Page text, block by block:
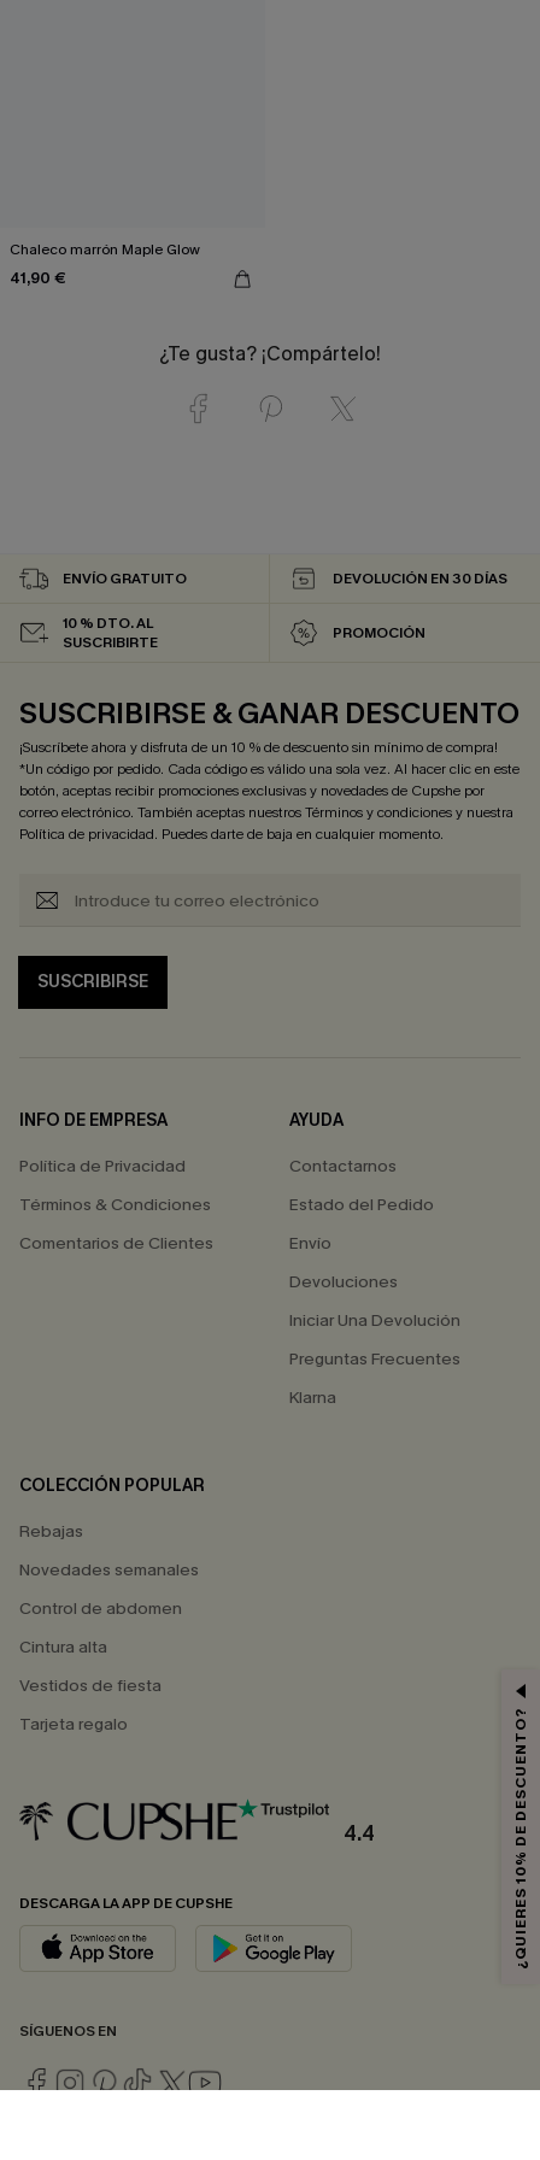
Chaleco marrón Maple Glow
41,90 €
¿Te gusta? ¡Compártelo!
ENVÍO GRATUITO DEVOLUCIÓN EN 30 DÍAS
10 % DTO. AL
SUSCRIBIRTE
PROMOCIÓN
SUSCRIBIRSE & GANAR DESCUENTO
¡Suscríbete ahora y disfruta de un 10 % de descuento sin mínimo de compra!
*Un código por pedido. Cada código es válido una sola vez. Al hacer clic en este
botón, aceptas recibir promociones exclusivas y novedades de Cupshe por
correo electrónico. También aceptas nuestrosTérminos y condicionesy nuestra
Política de privacidad. Puedes darte de baja en cualquier momento.
SUSCRIBIRSE
INFO DE EMPRESA
Política de Privacidad
Términos & Condiciones
Comentarios de Clientes
AYUDA
Contactarnos
Estado del Pedido
Envío
Devoluciones
Iniciar Una Devolución
Preguntas Frecuentes
Klarna
COLECCIÓN POPULAR
Rebajas
Novedades semanales
Control de abdomen
Cintura alta
Vestidos de fiesta
Tarjeta regalo
4.4
DESCARGA LA APP DE CUPSHE
SÍGUENOS EN
¿QUIERES 10% DE DESCUENTO?